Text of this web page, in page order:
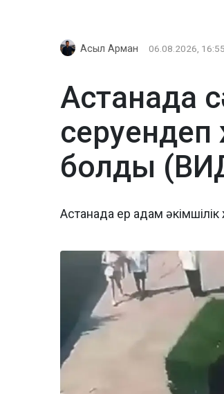
Асыл Арман 06.08.2026, 16:55
Астанада
серуендеп
болды
Астанада ер адам